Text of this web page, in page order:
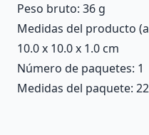
Peso bruto: 36 g
Medidas del producto
10.0 x 10.0 x 1.0 cm
Número de paquetes: 1
Medidas del paquete: